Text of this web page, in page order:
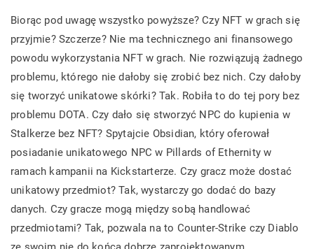
Biorąc pod uwagę wszystko powyższe? Czy NFT w grach się
przyjmie? Szczerze? Nie ma technicznego ani finansowego
powodu wykorzystania NFT w grach. Nie rozwiązują żadnego
problemu, którego nie dałoby się zrobić bez nich. Czy dałoby
się tworzyć unikatowe skórki? Tak. Robiła to do tej pory bez
problemu DOTA. Czy dało się stworzyć NPC do kupienia w
Stalkerze bez NFT? Spytajcie Obsidian, który oferował
posiadanie unikatowego NPC w Pillards of Ethernity w
ramach kampanii na Kickstarterze. Czy gracz może dostać
unikatowy przedmiot? Tak, wystarczy go dodać do bazy
danych. Czy gracze mogą między sobą handlować
przedmiotami? Tak, pozwala na to Counter-Strike czy Diablo